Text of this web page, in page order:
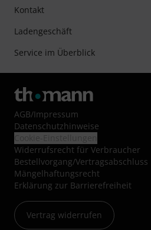
Kontakt
Ladengeschäft
Service im Überblick
AGB/Impressum
Datenschutzhinweise
Widerrufsrecht für Verbraucher
Bestellvorgang/Vertragsabschluss
Mängelhaftungsrecht
Erklärung zur Barrierefreiheit
Vertrag widerrufen